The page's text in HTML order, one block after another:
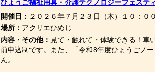
ひょうご福祉用具・介護テクノロジーフェステ
開催日： ２０２６年７月２３日（木）１０：０
場所： アクリエひめじ
内容・その他： 見て・触れて・体験できる！
前申込制です。また、「令和8年度ひょうごノ
ん。